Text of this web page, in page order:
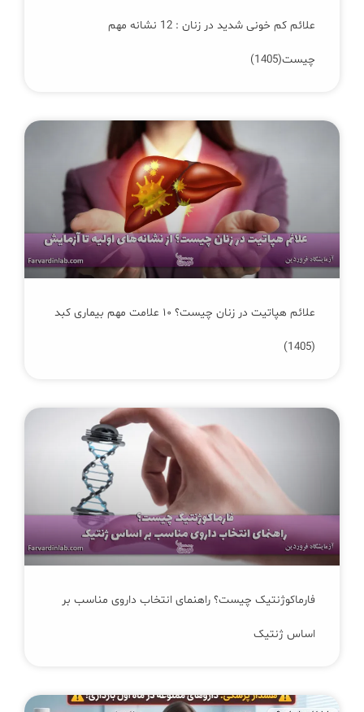
علائم کم‌ خونی شدید در زنان : 12 نشانه مهم
چیست(1405)
علائم هپاتیت در زنان چیست؟ ۱۰ علامت مهم بیماری کبد
(1405)
فارماکوژنتیک چیست؟ راهنمای انتخاب داروی مناسب بر
اساس ژنتیک